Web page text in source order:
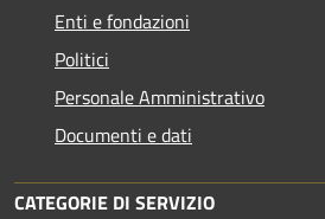
Enti e fondazioni
Politici
Personale Amministrativo
Documenti e dati
CATEGORIE DI SERVIZIO